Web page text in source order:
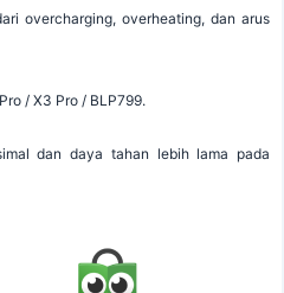
overcharging, overheating, dan arus
/ X3 Pro / BLP799.
dan daya tahan lebih lama pada